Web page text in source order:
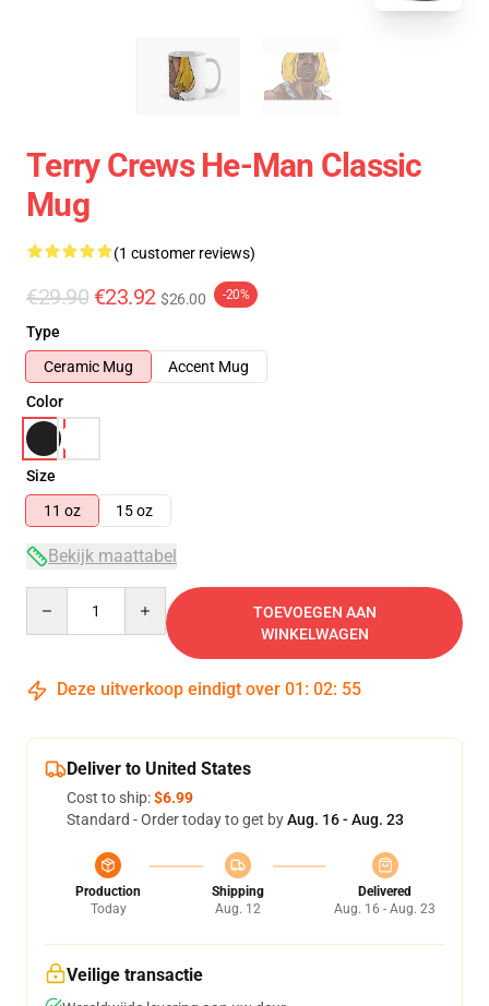
Terry Crews He-Man Classic
Mug
(1 customer reviews)
€29.90 €23.92 $26.00 -20%
Type
Ceramic Mug
Accent Mug
Color
Size
11 oz
15 oz
Bekijk maattabel
TOEVOEGEN AAN
WINKELWAGEN
Deze uitverkoop eindigt over 01 : 02: 55
Deliver to United States
Cost to ship:$6.99
Standard - Order today to get byAug. 16 - Aug. 23
Production
Today
Shipping
Aug. 12
Delivered
Aug. 16 - Aug. 23
Veilige transactie